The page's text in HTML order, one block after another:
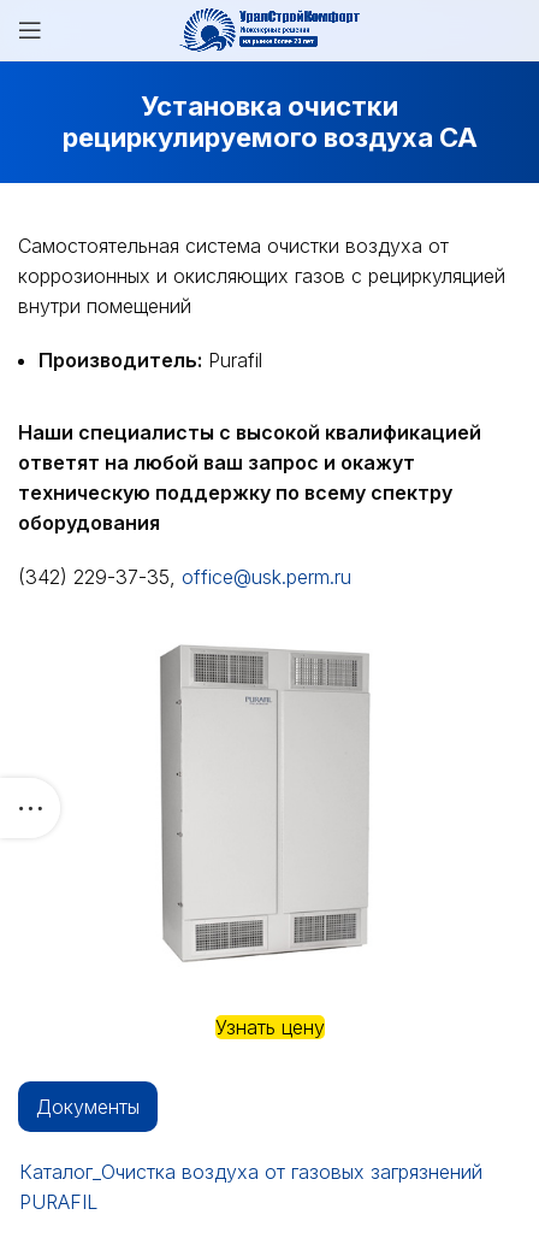
Установка очистки
рециркулируемого воздуха CA
Самостоятельная система очистки воздуха от
коррозионных и окисляющих газов с рециркуляцией
внутри помещений
Производитель: Purafil
Наши специалисты с высокой квалификацией
ответят на любой ваш запрос и окажут
техническую поддержку по всему спектру
оборудования
(342) 229-37-35, office@usk.perm.ru
Узнать цену
Документы
Каталог_Очистка воздуха от газовых загрязнений
PURAFIL